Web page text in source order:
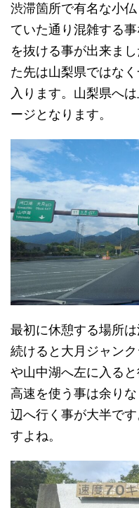
渋滞箇所で有名な小
ていた通り混雑する
を抜ける事が出来ま
た先は山梨県ではな
入ります。山梨県へ
ージとなります。
最初に休憩する場所
続けると大月ジャン
や山中湖へ左に入る
高速を使う事は余り
辺へ行く事が大半で
すよね。